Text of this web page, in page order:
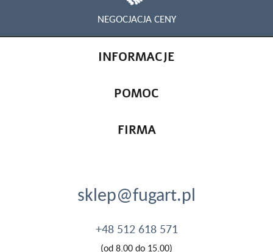
NEGOCJACJA CENY
INFORMACJE
POMOC
FIRMA
sklep@fugart.pl
+48 512 618 571
(od 8.00 do 15.00)